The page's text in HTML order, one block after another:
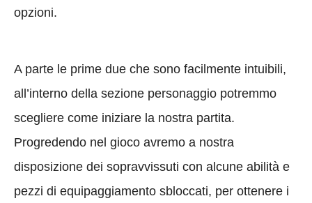
opzioni.
A parte le prime due che sono facilmente intuibili,
all’interno della sezione personaggio potremmo
scegliere come iniziare la nostra partita.
Progredendo nel gioco avremo a nostra
disposizione dei sopravvissuti con alcune abilità e
pezzi di equipaggiamento sbloccati, per ottenere i